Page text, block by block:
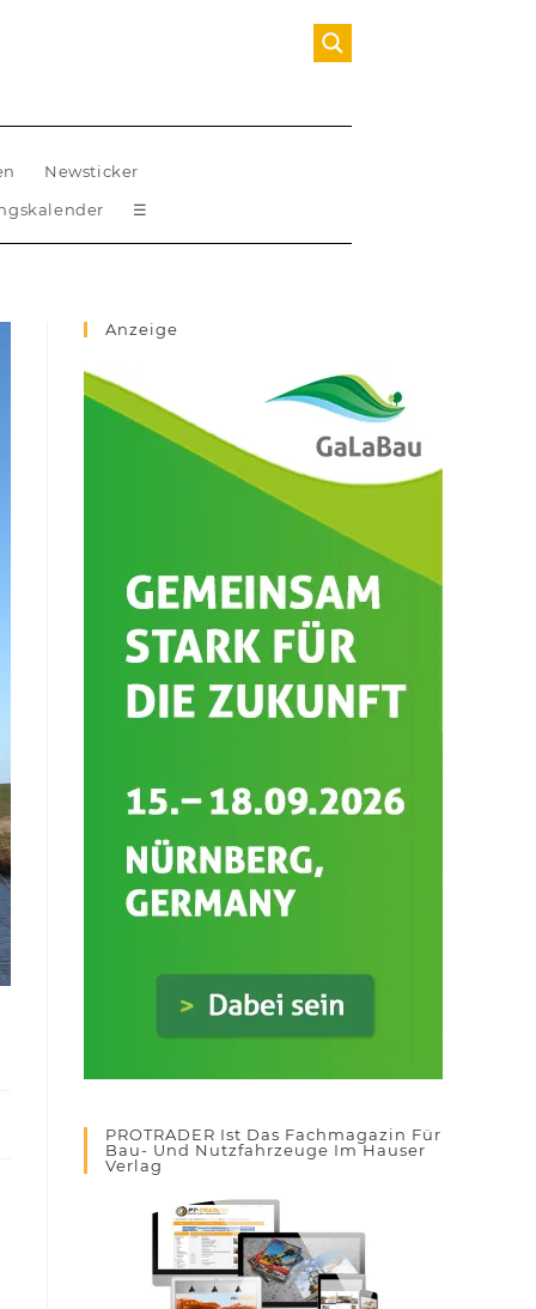
Newsticker
☰
Anzeige
PROTRADER Ist Das Fachmagazin Für
Bau- Und Nutzfahrzeuge Im Hauser
Verlag